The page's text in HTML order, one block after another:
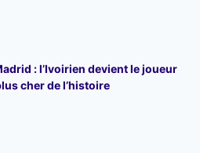
: l’Ivoirien devient le joueur
cher de l’histoire